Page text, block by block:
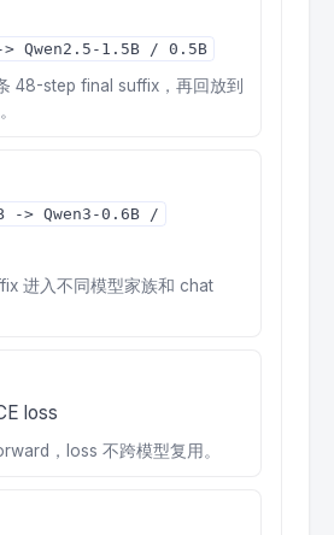
> Qwen2.5-1.5B / 0.5B
48-step final suffix，再回放到
-> Qwen3-0.6B /
进入不同模型家族和 chat
loss
，loss 不跨模型复用。